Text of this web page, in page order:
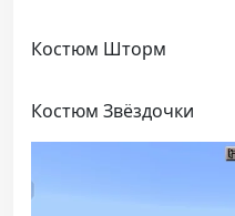
Костюм Шторм
Костюм Звёздочки